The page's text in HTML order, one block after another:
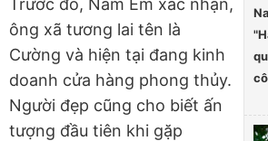
ông xã tương lai tên là
Cường và hiện tại đang kinh
doanh cửa hàng phong thủy.
Người đẹp cũng cho biết ấn
tượng đầu tiên khi gặp